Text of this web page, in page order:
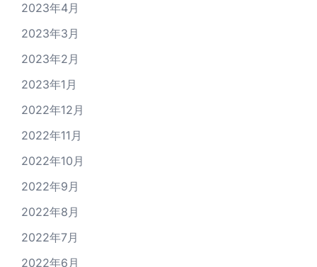
2023年4月
2023年3月
2023年2月
2023年1月
2022年12月
2022年11月
2022年10月
2022年9月
2022年8月
2022年7月
2022年6月